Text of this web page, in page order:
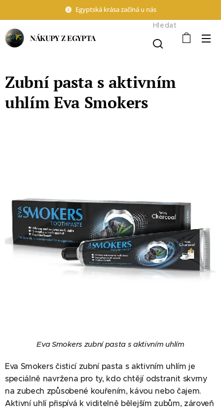
Egyptská krása začíná u nás
NÁKUPY Z EGYPTA
Hledat
Zubní pasta s aktivním
uhlím Eva Smokers
Eva Smokers zubní pasta s aktivním uhlím
Eva Smokers čisticí zubní pasta s aktivním uhlím je
speciálně navržena pro ty, kdo chtějí odstranit skvrny
na zubech způsobené kouřením, kávou nebo čajem.
Aktivní uhlí přispívá k viditelně bělejším zubům, zároveň